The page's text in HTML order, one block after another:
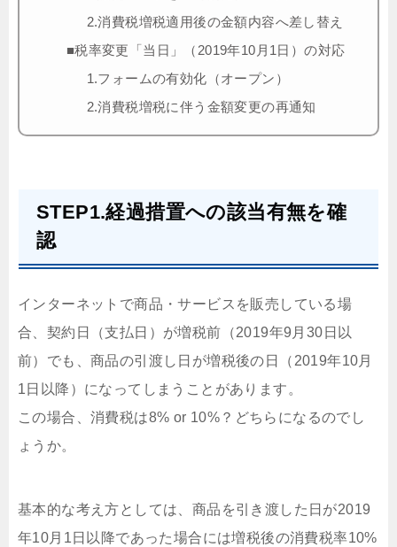
2.消費税増税適用後の金額内容へ差し替え
■税率変更「当日」（2019年10月1日）の対応
1.フォームの有効化（オープン）
2.消費税増税に伴う金額変更の再通知
STEP1.経過措置への該当有無を確
認
インターネットで商品・サービスを販売している場
合、契約日（支払日）が増税前（2019年9月30日以
前）でも、商品の引渡し日が増税後の日（2019年10月
1日以降）になってしまうことがあります。
この場合、消費税は8% or 10%？どちらになるのでし
ょうか。
基本的な考え方としては、商品を引き渡した日が2019
年10月1日以降であった場合には増税後の消費税率10%